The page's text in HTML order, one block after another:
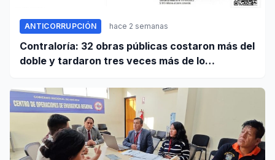
ANTICORRUPCIÓN hace 2 semanas
Contraloría: 32 obras públicas costaron más del
doble y tardaron tres veces más de lo